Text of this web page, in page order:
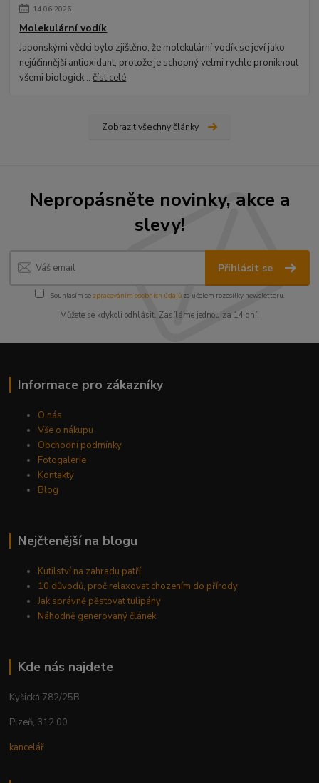
14.06.2026
Molekulární vodík
Japonskými vědci bylo zjištěno, že molekulární vodík se jeví jako
nejúčinnější antioxidant, protože je schopný velmi rychle proniknout
všemi biologick...číst celé
Zobrazit všechny články
Nepropásněte novinky, akce a
slevy!
Přihlásit se
Souhlasím se zpracováním osobních údajůza účelem rozesílky newsletteru.
Můžete se kdykoli odhlásit. Zasíláme jednou za 14 dní.
Informace pro zákazníky
O nás
Vše o nákupu
Obchodní podmínky
Fotogalerie
Kontakty
Blog
Nejčtenější na blogu
Kutilství na zahradu patří
10 důvodů, proč relaxovat chozením do přírody
Jak správně pěstovat tulipány
Náhodně generovaný článek
Kde nás najdete
Kyšická 782/25B
Plzeň, 312 00
kancelář